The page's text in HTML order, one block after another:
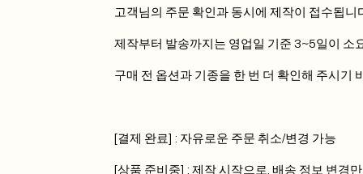
고객님의 주문 확인과 동시에 제작이 접수됩니
제작부터 발송까지는 영업일 기준 3~5일이 소
구매 전 옵션과 기종을 한 번 더 확인해 주시기
[결제 완료] : 자유로운 주문 취소/변경 가능
[상품 준비중] : 제작 시작으로, 배송 정보 변경